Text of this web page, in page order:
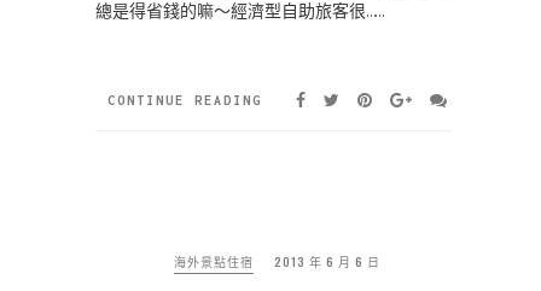
總是得省錢的嘛～經濟型自助旅客很……
CONTINUE READING
海外景點住宿 2013 年 6 月 6 日